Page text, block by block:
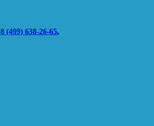
8 (499) 638-26-65,